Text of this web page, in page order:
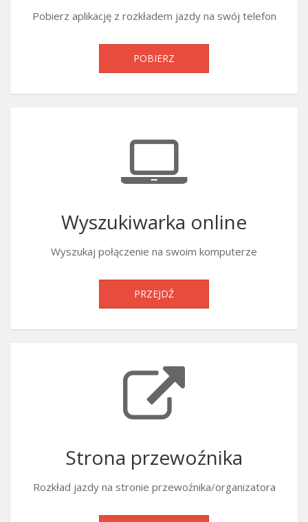
Pobierz aplikację z rozkładem jazdy na swój telefon
POBIERZ
Wyszukiwarka online
Wyszukaj połączenie na swoim komputerze
PRZEJDŹ
Strona przewoźnika
Rozkład jazdy na stronie przewoźnika/organizatora